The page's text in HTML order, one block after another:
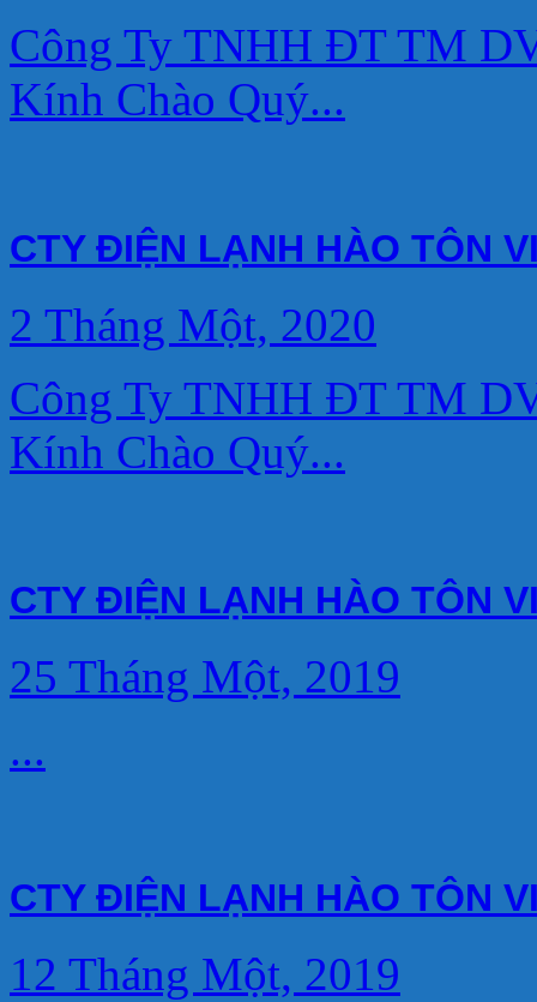
Công Ty TNHH ĐT TM
Kính Chào Quý...
CTY ĐIỆN LẠNH HÀO TÔN
2 Tháng Một, 2020
Công Ty TNHH ĐT TM
Kính Chào Quý...
CTY ĐIỆN LẠNH HÀO TÔN
25 Tháng Một, 2019
...
CTY ĐIỆN LẠNH HÀO TÔN
12 Tháng Một, 2019